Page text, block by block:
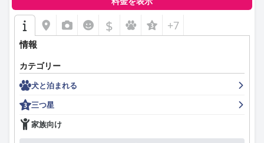
$ +7
情報
カテゴリー
犬と泊まれる
三つ星
家族向け